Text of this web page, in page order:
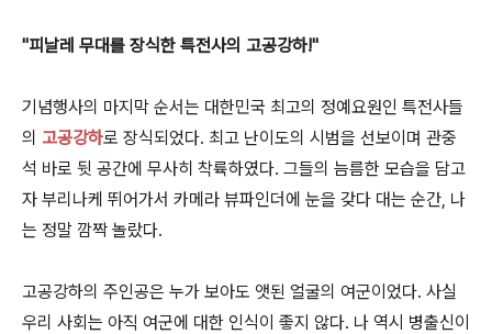
"피날레 무대를 장식한 특전사의 고공강하!"
기념행사의 마지막 순서는 대한민국 최고의 정예요원인 특전사들
의 고공강하로 장식되었다. 최고 난이도의 시범을 선보이며 관중
석 바로 뒷 공간에 무사히 착륙하였다. 그들의 늠름한 모습을 담고
자 부리나케 뛰어가서 카메라 뷰파인더에 눈을 갖다 대는 순간, 나
는 정말 깜짝 놀랐다.
고공강하의 주인공은 누가 보아도 앳된 얼굴의 여군이었다. 사실
우리 사회는 아직 여군에 대한 인식이 좋지 않다. 나 역시 병출신이